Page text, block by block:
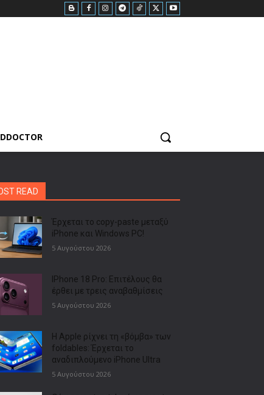
READ
Έρχεται το copy-paste μεταξύ
iPhone και Windows PC!
5 Αυγούστου 2026
IPhone 18 Pro: Επιτέλους θα
έρθει με τρεις αναβαθμίσεις
5 Αυγούστου 2026
Η Apple ρίχνει τη «βόμβα» των
foldables: Έρχεται το
αναδιπλούμενο iPhone Ultra
5 Αυγούστου 2026